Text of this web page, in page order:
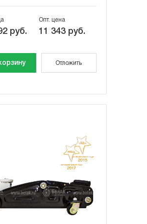
руб.
Опт. цена
11 343 руб.
Отложить